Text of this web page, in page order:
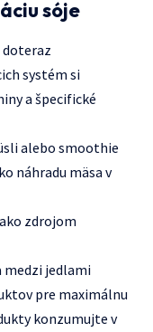
sóje
doteraz
systém si
a špecifické
alebo smoothie
náhradu mäsa v
zdrojom
medzi jedlami
pre maximálnu
konzumujte v